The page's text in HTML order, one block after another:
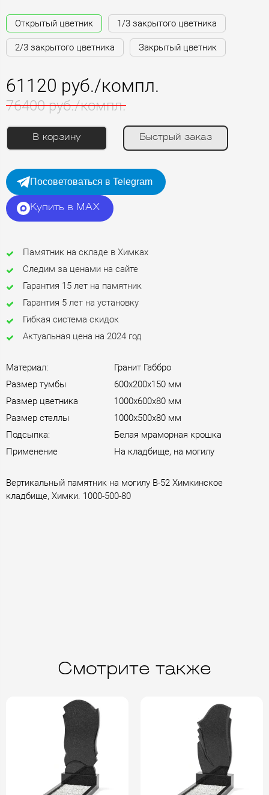
Открытый цветник 1/3 закрытого цветника
2/3 закрытого цветника Закрытый цветник
61120 руб./компл.
76400 руб./компл.
В корзину Быстрый заказ
Посоветоваться в Telegram
Купить в MAX
Памятник на складе в Химках
Следим за ценами на сайте
Гарантия 15 лет на памятник
Гарантия 5 лет на установку
Гибкая система скидок
Актуальная цена на 2024 год
Материал:
Гранит Габбро
Размер тумбы
600х200х150 мм
Размер цветника
1000х600х80 мм
Размер стеллы
1000х500х80 мм
Подсыпка:
Белая мраморная крошка
Применение
На кладбище, на могилу
Вертикальный памятник на могилу B-52 Химкинское
кладбище, Химки. 1000-500-80
Смотрите также